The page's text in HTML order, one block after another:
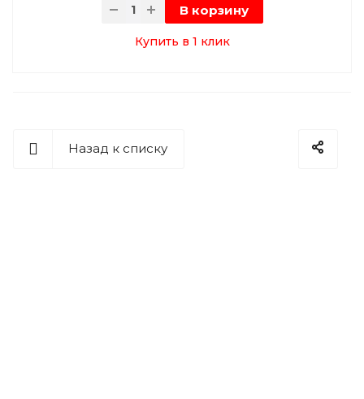
В корзину
Купить в 1 клик
Назад к списку